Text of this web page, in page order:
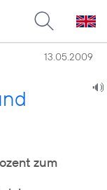
13.05.2009
zum